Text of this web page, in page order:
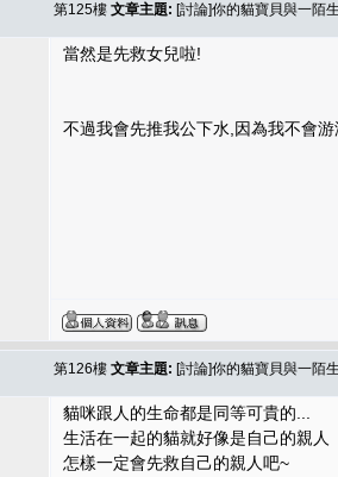
第125樓 文章主題: [討論]你的貓寶貝與一陌
當然是先救女兒啦!
不過我會先推我公下水,因為我不會
第126樓 文章主題: [討論]你的貓寶貝與一陌
貓咪跟人的生命都是同等可貴的...
生活在一起的貓就好像是自己的親人
怎樣一定會先救自己的親人吧~